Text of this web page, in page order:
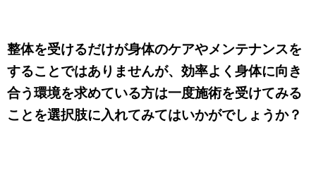
整体を受けるだけが身体のケアやメンテナンスを
することではありませんが、効率よく身体に向き
合う環境を求めている方は一度施術を受けてみる
ことを選択肢に入れてみてはいかがでしょうか？